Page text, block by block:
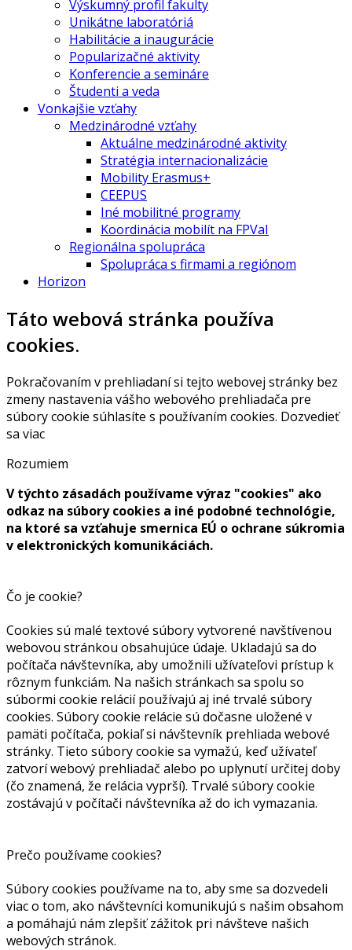
Výskumný profil fakulty
Unikátne laboratóriá
Habilitácie a inaugurácie
Popularizačné aktivity
Konferencie a semináre
Študenti a veda
Vonkajšie vzťahy
Medzinárodné vzťahy
Aktuálne medzinárodné aktivity
Stratégia internacionalizácie
Mobility Erasmus+
CEEPUS
Iné mobilitné programy
Koordinácia mobilít na FPVaI
Regionálna spolupráca
Spolupráca s firmami a regiónom
Horizon
Táto webová stránka používa
cookies.
Pokračovaním v prehliadaní si tejto webovej stránky bez
zmeny nastavenia vášho webového prehliadača pre
súbory cookie súhlasíte s používaním cookies. Dozvedieť
sa viac
Rozumiem
V týchto zásadách používame výraz "cookies" ako
odkaz na súbory cookies a iné podobné technológie,
na ktoré sa vzťahuje smernica EÚ o ochrane súkromia
v elektronických komunikáciách.
Čo je cookie?
Cookies sú malé textové súbory vytvorené navštívenou
webovou stránkou obsahujúce údaje. Ukladajú sa do
počítača návštevníka, aby umožnili užívateľovi prístup k
rôznym funkciám. Na našich stránkach sa spolu so
súbormi cookie relácií používajú aj iné trvalé súbory
cookies. Súbory cookie relácie sú dočasne uložené v
pamäti počítača, pokiaľ si návštevník prehliada webové
stránky. Tieto súbory cookie sa vymažú, keď užívateľ
zatvorí webový prehliadač alebo po uplynutí určitej doby
(čo znamená, že relácia vyprší). Trvalé súbory cookie
zostávajú v počítači návštevníka až do ich vymazania.
Prečo používame cookies?
Súbory cookies používame na to, aby sme sa dozvedeli
viac o tom, ako návštevníci komunikujú s našim obsahom
a pomáhajú nám zlepšiť zážitok pri návšteve našich
webových stránok.